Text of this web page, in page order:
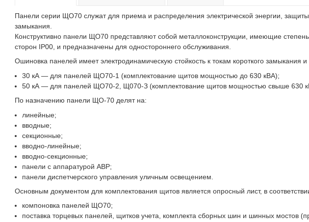
Панели серии ЩО70 служат для приема и распределения электрической энергии, защиты
замыкания.
Конструктивно панели ЩО70 представляют собой металлоконструкции, имеющие
сторон IР00, и предназначены для одностороннего обслуживания.
Ошиновка панелей имеет электродинамическую стойкость к токам короткого замыкания и
30 кА — для панелей ЩО70-1 (комплектование щитов мощностью до 630 кВА);
50 кА — для панелей ЩО70-2, Щ070-З (комплектование щитов мощностью свыше 630
По назначению панели ЩО-70 делят на:
линейные;
вводные;
секционные;
вводно-линейные;
вводно-секционные;
панели с аппаратурой АВР;
панели диспетчерского управления уличным освещением.
Основным документом для комплектования щитов является опросный лист, в
компоновка панелей ЩО70;
поставка торцевых панелей, щитков учета, комплекта сборных шин и шинных мостов